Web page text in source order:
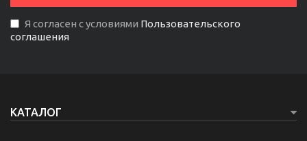
Я согласен с условиями Пользовательского
соглашения
КАТАЛОГ